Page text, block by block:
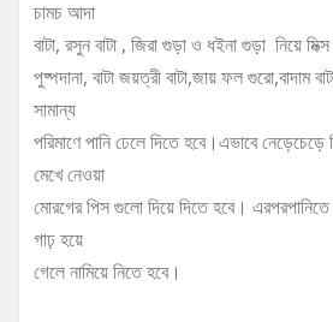
চামচ আদা
বাটা, রসুন বাটা , জিরা গুড়া ও ধইনা গুড়া নিয়ে
পুষ্পদানা, বাটা জয়ত্রী বাটা,জায় ফল গুরো,বাদাম
সামান্য
পরিমাণে পানি ঢেলে দিতে হবে।এভাবে
মেখে নেওয়া
মোরগের পিস গুলো দিয়ে দিতে হবে।
গাঢ় হয়ে
গেলে নামিয়ে নিতে হবে।